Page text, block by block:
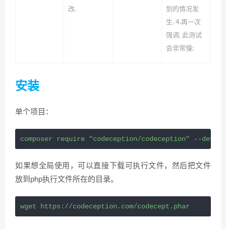
改.
到的情况发
生. 4.再一次
强调, 此测试
会非常慢;
安装
单个项目：
composer require "codeception/codeception" --dev
如果想全局使用，可以直接下载可执行文件，然后把文件
放到php执行文件所在的目录。
wget https://codeception.com/codecept.phar